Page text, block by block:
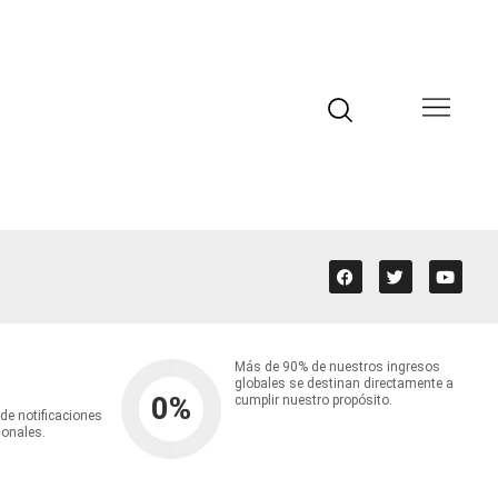
notificaciones
0%
Más de 90% de nuestros ingresos
globales se destinan directamente a
cumplir nuestro propósito.